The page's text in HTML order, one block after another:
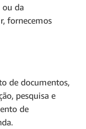
ou da
fornecemos
de documentos,
pesquisa e
de